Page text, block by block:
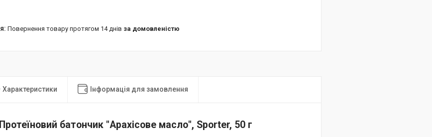
повернення товару протягом 14 днів за домовленістю
Характеристики Інформація для замовлення
Протеїновий батончик "Арахісове масло", Sporter, 50 г